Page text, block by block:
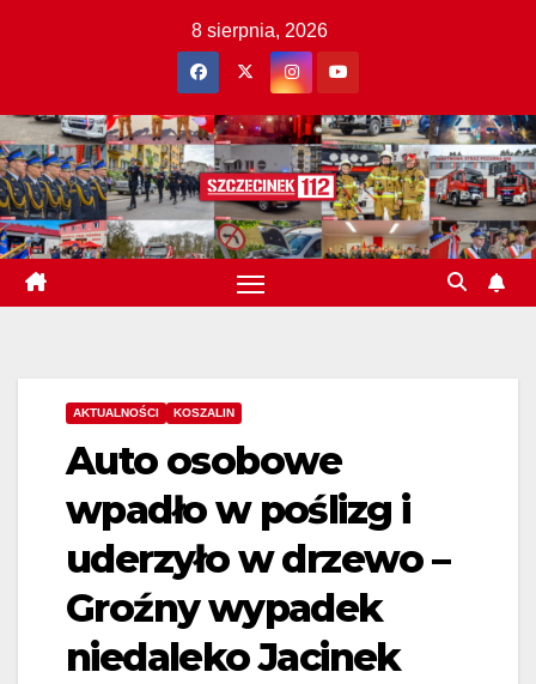
8 sierpnia, 2026
AKTUALNOŚCI KOSZALIN
Auto osobowe
wpadło w poślizg i
uderzyło w drzewo –
Groźny wypadek
niedaleko Jacinek